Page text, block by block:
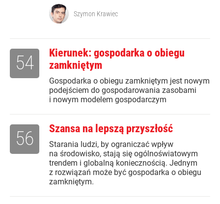
Szymon Krawiec
Kierunek: gospodarka o obiegu
zamkniętym
Gospodarka o obiegu zamkniętym jest nowym
podejściem do gospodarowania zasobami
i nowym modelem gospodarczym
54
Szansa na lepszą przyszłość
Starania ludzi, by ograniczać wpływ
na środowisko, stają się ogólnoświatowym
trendem i globalną koniecznością. Jednym
z rozwiązań może być gospodarka o obiegu
zamkniętym.
56